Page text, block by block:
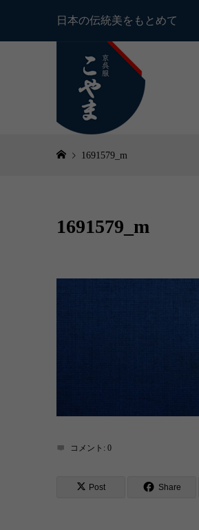
日本の伝統美をもとめて
1691579_m
1691579_m
コメント: 0
Post Share